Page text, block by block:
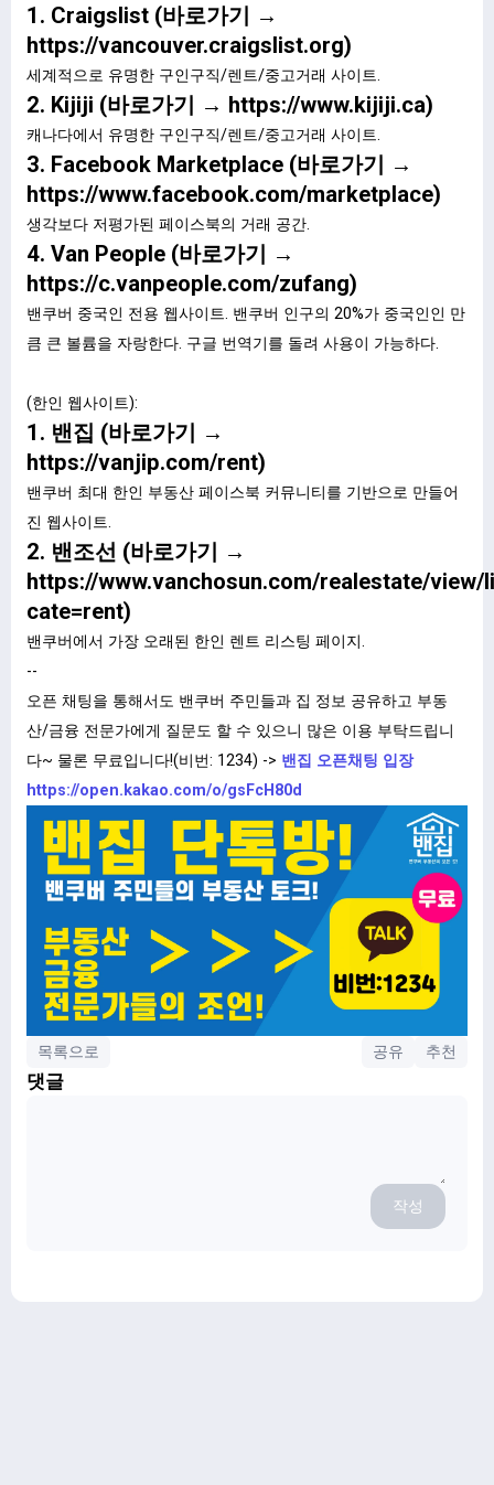
1. Craigslist (바로가기 →
https://vancouver.craigslist.org)
세계적으로 유명한 구인구직/렌트/중고거래 사이트.
2. Kijiji (바로가기 → https://www.kijiji.ca)
캐나다에서 유명한 구인구직/렌트/중고거래 사이트.
3. Facebook Marketplace (바로가기 →
https://www.facebook.com/marketplace)
생각보다 저평가된 페이스북의 거래 공간.
4. Van People (바로가기 →
https://c.vanpeople.com/zufang)
밴쿠버 중국인 전용 웹사이트. 밴쿠버 인구의 20%가 중국인인 만
큼 큰 볼륨을 자랑한다. 구글 번역기를 돌려 사용이 가능하다.
(한인 웹사이트):
1. 밴집 (바로가기 →
https://vanjip.com/rent)
밴쿠버 최대 한인 부동산 페이스북 커뮤니티를 기반으로 만들어
진 웹사이트.
2. 밴조선 (바로가기 →
https://www.vanchosun.com/realestate/view/
cate=rent)
밴쿠버에서 가장 오래된 한인 렌트 리스팅 페이지.
--
오픈 채팅을 통해서도 밴쿠버 주민들과 집 정보 공유하고 부동
산/금융 전문가에게 질문도 할 수 있으니 많은 이용 부탁드립니
다~ 물론 무료입니다!(비번: 1234) -> 밴집 오픈채팅 입장
https://open.kakao.com/o/gsFcH80d
목록으로 공유 추천
댓글
작성